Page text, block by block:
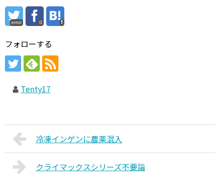
error 0
フォローする
Tenty17
冷凍インゲンに農薬混入
クライマックスシリーズ不要論